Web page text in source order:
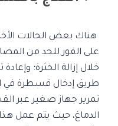
هناك بعض الحالات
على الفور للحد من
خلال إزالة الخثرة؛
طريق إدخال قسطرة في
تمرير جهاز صغير عبر
الدماغ، حيث يتم عمل